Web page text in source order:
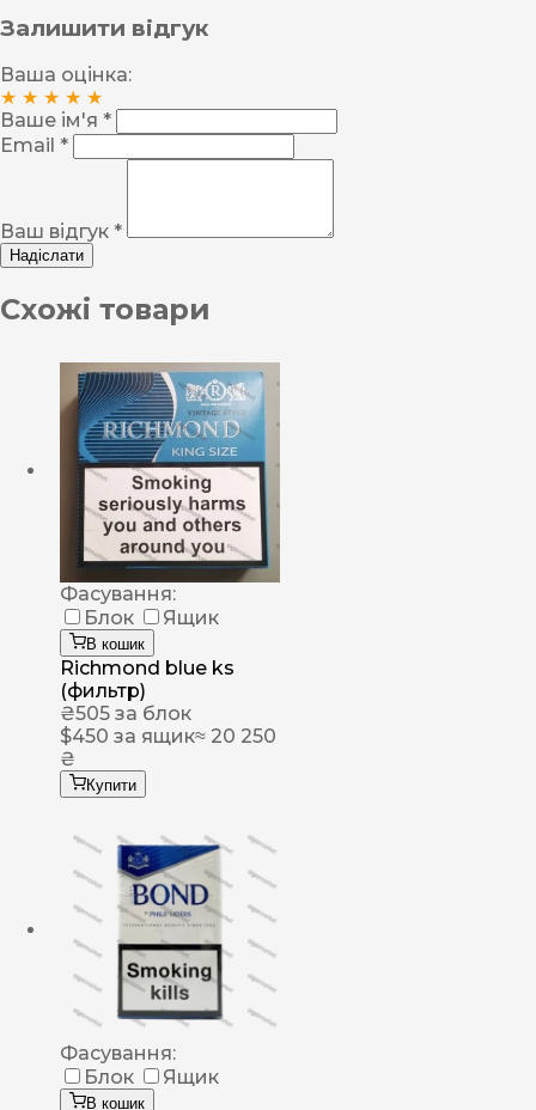
Залишити відгук
Ваша оцінка:
★ ★ ★ ★ ★
Ваше ім'я *
Email *
Ваш відгук *
Надіслати
Схожі товари
Фасування:
Блок
Ящик
В кошик
Richmond blue ks
(фильтр)
₴505 за блок
$450 за ящик≈ 20 250
₴
Купити
Фасування:
Блок
Ящик
В кошик